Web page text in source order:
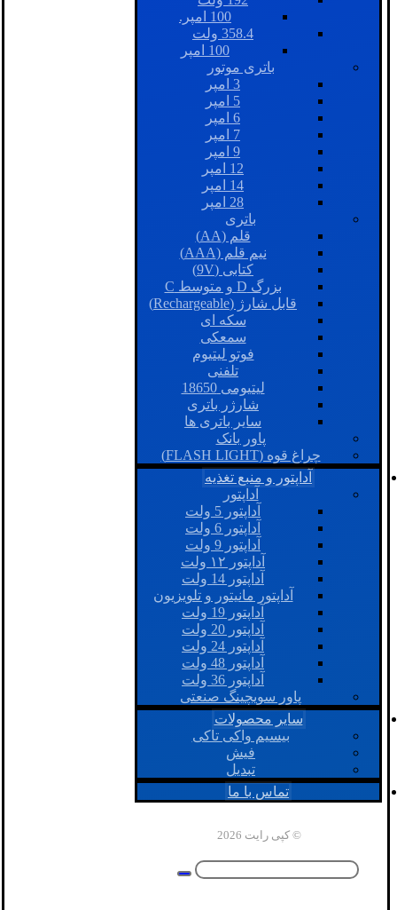
100 امپر.
358.4 ولت
100 امپر
باتری موتور
3 امپر
5 امپر
6 امپر
7 امپر
9 امپر
12 امپر
14 امپر
28 امپر
باتری
قلم (AA)
نیم قلم (AAA)
کتابی (9V)
بزرگ D و متوسط C
قابل شارژ (Rechargeable)
سکه ای
سمعکی
فوتو لیتیوم
تلفنی
لیتیومی 18650
شارژر باتری
سایر باتری ها
پاور بانک
چراغ قوه (FLASH LIGHT)
آداپتور و منبع تغذیه
آداپتور
آداپتور 5 ولت
آداپتور 6 ولت
آداپتور 9 ولت
آداپتور ۱۲ ولت
آداپتور 14 ولت
آداپتور مانیتور و تلویزیون
آداپتور 19 ولت
آداپتور 20 ولت
آداپتور 24 ولت
آداپتور 48 ولت
آداپتور 36 ولت
پاور سویچینگ صنعتی
سایر محصولات
بیسیم واکی تاکی
فیش
تبدیل
تماس با ما
© کپی رایت 2026